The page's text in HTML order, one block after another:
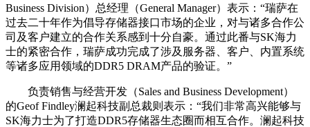
Business Division）总经理（General Manager）表示：“瑞萨在
过去二十年作为倡导存储器接口市场的企业，对与诸多合作公
司及客户建立的合作关系感到十分自豪。通过此番与SK海力
士的紧密合作，瑞萨成功完成了涉及服务器、客户、内置系统
等诸多应用领域的DDR5 DRAM产品的验证。”
负责销售与经营开发（Sales and Business Development）
的Geof Findley澜起科技副总裁则表示：“我们非常高兴能够与
SK海力士为了打造DDR5存储器生态圈而相互合作。澜起科技